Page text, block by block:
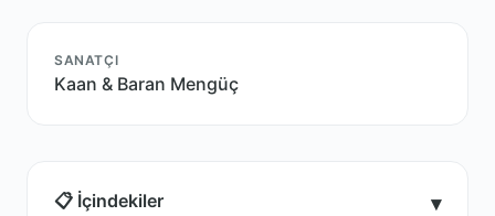
SANATÇI
Kaan & Baran Mengüç
📋 İçindekiler ▾